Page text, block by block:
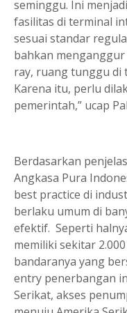
seminggu. Ini
fasilitas di terminal
sesuai standar
bahkan
ray, ruang tunggu di
Karena itu, perlu
pemerintah,” ucap
Berdasarkan
Angkasa Pura
best practice di
berlaku umum di
efektif. Seperti
memiliki sekitar
bandaranya yang
entry penerbangan
Serikat, akses